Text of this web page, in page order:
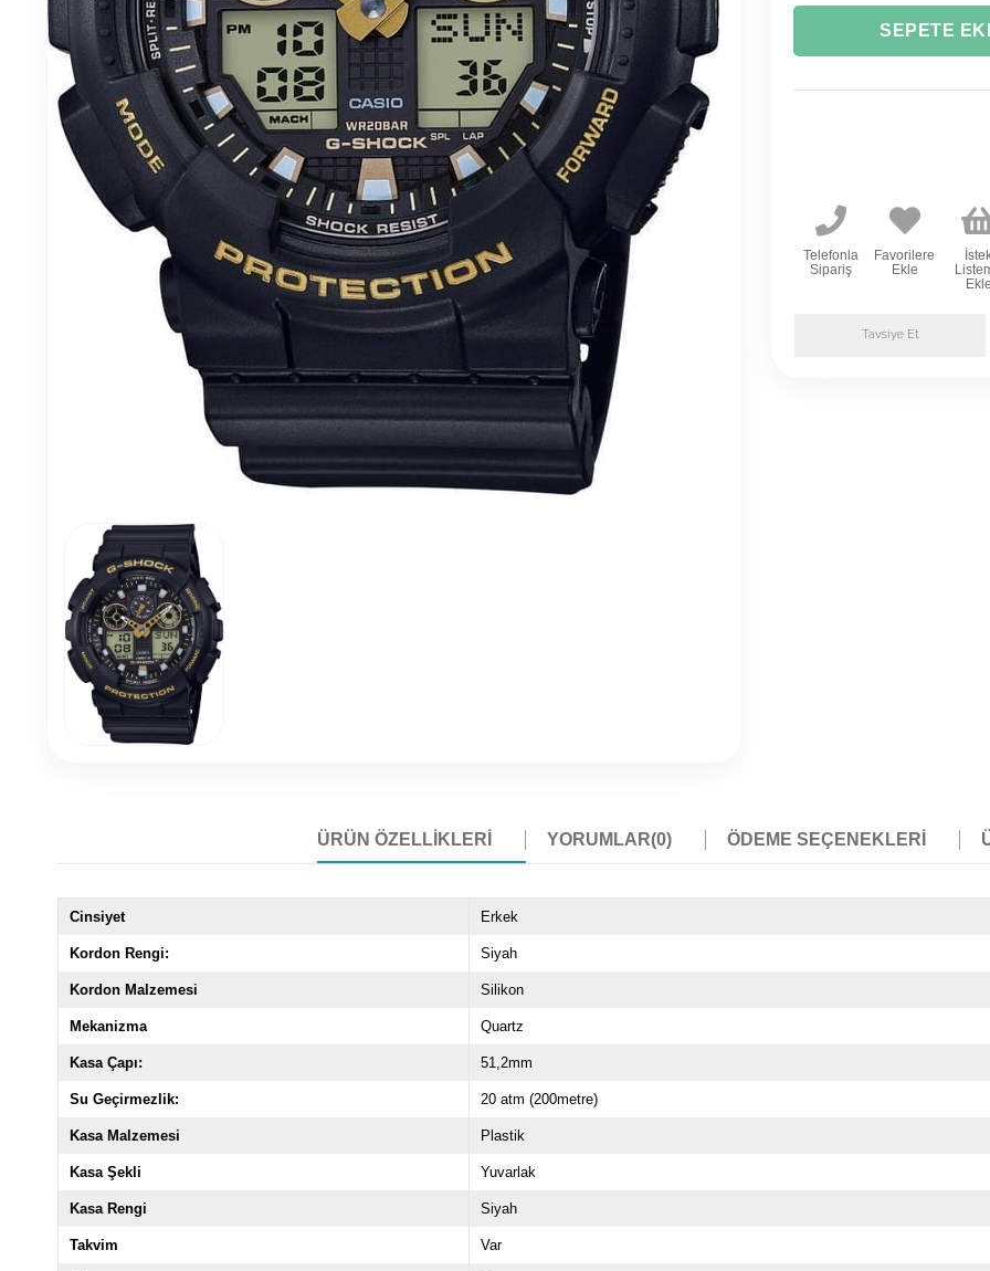
Telefonla
Sipariş
Favorilere
Ekle
Ekle
Tavsiye Et
ÜRÜN ÖZELLIKLERI YORUMLAR(0) ÖDEME SEÇENEKLERI
Cinsiyet Erkek
Kordon Rengi: Siyah
Kordon Malzemesi Silikon
Mekanizma Quartz
Kasa Çapı: 51,2mm
Su Geçirmezlik: 20 atm (200metre)
Kasa Malzemesi Plastik
Kasa Şekli Yuvarlak
Kasa Rengi Siyah
Takvim Var